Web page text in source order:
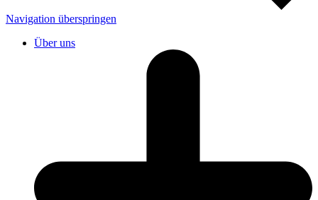
Navigation überspringen
Über uns